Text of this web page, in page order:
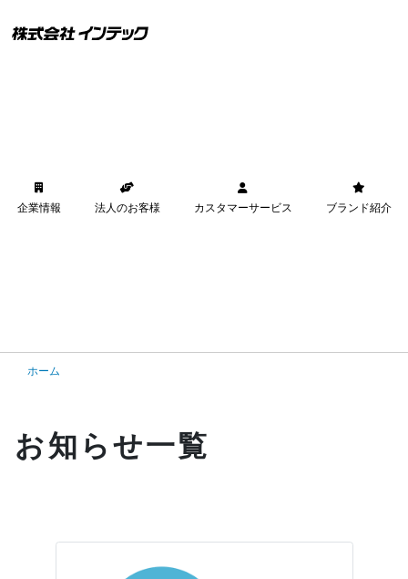
企業情報 法人のお客様 カスタマーサービス ブランド紹介
ホーム
お知らせ一覧